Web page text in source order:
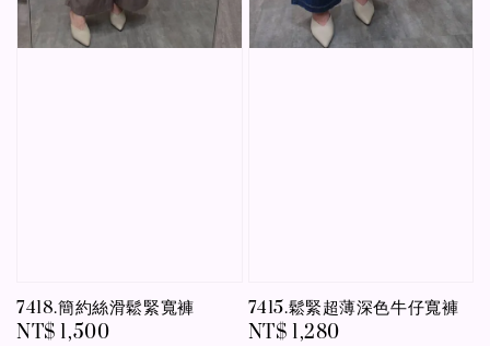
7418.簡約絲滑鬆緊寬褲
Regular
NT$ 1,500
7415.鬆緊超薄深色牛仔寬褲
Regular
NT$ 1,280